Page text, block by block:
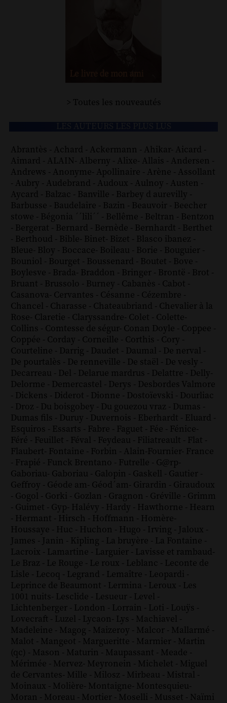
> Toutes les nouveautés
Abrantès - Achard - Ackermann - Ahikar- Aicard -
Aimard - ALAIN- Alberny - Alixe- Allais - Andersen -
Andrews - Anonyme- Apollinaire - Arène - Assollant
- Aubry - Audebrand - Audoux - Aulnoy - Austen -
Aycard - Balzac - Banville - Barbey d aurevilly -
Barbusse - Baudelaire - Bazin - Beauvoir - Beecher
stowe - Bégonia ´´lili´´ - Bellême - Beltran - Bentzon
- Bergerat - Bernard - Bernède - Bernhardt - Berthet
- Berthoud - Bible- Binet- Bizet - Blasco ibanez -
Bleue- Bloy - Boccace- Boileau - Borie - Bouguier -
Bouniol - Bourget - Boussenard - Boutet - Bove -
Boylesve - Brada- Braddon - Bringer - Brontë - Brot -
Bruant - Brussolo - Burney - Cabanès - Cabot -
Casanova- Cervantes - Césanne - Cézembre -
Chancel - Charasse - Chateaubriand - Chevalier à la
Rose- Claretie - Claryssandre- Colet - Colette-
Collins - Comtesse de ségur- Conan Doyle - Coppee -
Coppée - Corday - Corneille - Corthis - Cory -
Courteline - Darrig - Daudet - Daumal - De nerval -
De pourtalès - De renneville - De staël - De vesly -
Decarreau - Del - Delarue mardrus - Delattre - Delly-
Delorme - Demercastel - Derys - Desbordes Valmore
- Dickens - Diderot - Dionne - Dostoïevski - Dourliac
- Droz - Du boisgobey - Du gouezou vraz - Dumas -
Dumas fils - Duruy - Duvernois - Eberhardt - Eluard -
Esquiros - Essarts - Fabre - Faguet - Fée - Fénice-
Féré - Feuillet - Féval - Feydeau - Filiatreault - Flat -
Flaubert- Fontaine - Forbin - Alain-Fournier- France
- Frapié - Funck Brentano - Futrelle - G@rp-
Gaboriau- Gaboriau - Galopin - Gaskell - Gautier -
Geffroy - Géode am- Géod´am- Girardin - Giraudoux
- Gogol - Gorki - Gozlan - Gragnon - Gréville - Grimm
- Guimet - Gyp- Halévy - Hardy - Hawthorne - Hearn
- Hermant - Hirsch - Hoffmann - Homère-
Houssaye - Huc - Huchon - Hugo - Irving - Jaloux -
James - Janin - Kipling - La bruyère - La Fontaine -
Lacroix - Lamartine - Larguier - Lavisse et rambaud-
Le Braz - Le Rouge - Le roux - Leblanc - Leconte de
Lisle - Lecoq - Legrand - Lemaître - Leopardi -
Leprince de Beaumont - Lermina - Leroux - Les
1001 nuits- Lesclide - Lesueur - Level -
Lichtenberger - London - Lorrain - Loti - Louÿs -
Lovecraft - Luzel - Lycaon- Lys - Machiavel -
Madeleine - Magog - Maizeroy - Malcor - Mallarmé -
Malot - Mangeot - Margueritte - Marmier - Martin
(qc) - Mason - Maturin - Maupassant - Meade -
Mérimée - Mervez- Meyronein - Michelet - Miguel
de Cervantes- Mille - Milosz - Mirbeau - Mistral -
Moinaux - Molière- Montaigne- Montesquieu-
Moran - Moreau - Mortier - Moselli - Musset - Naïmi